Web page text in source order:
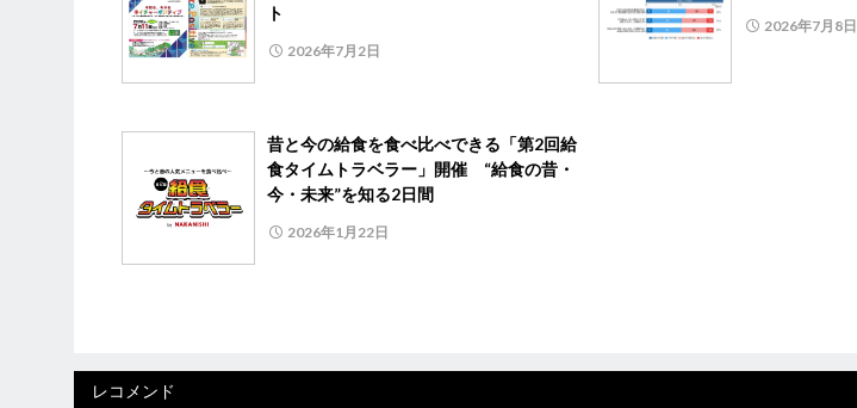
ト
2026年7月2日
2026年7月8日
昔と今の給食を食べ比べできる「第2回給
食タイムトラベラー」開催 “給食の昔・
今・未来”を知る2日間
2026年1月22日
レコメンド